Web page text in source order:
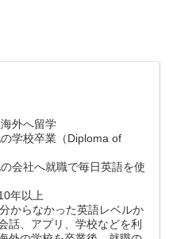
外へ留学
学校卒業（Diploma of
会社へ就職で毎日英語を使
年以上
からなかった英語レベルか
話、アプリ、学校などを利